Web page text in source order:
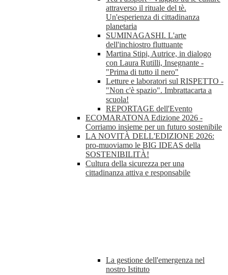
attraverso il rituale del tè.
Un'esperienza di cittadinanza
planetaria
SUMINAGASHI. L'arte
dell'inchiostro fluttuante
Martina Stipi, Autrice, in dialogo
con Laura Rutilli, Insegnante -
"Prima di tutto il nero"
Letture e laboratori sul RISPETTO -
"Non c'è spazio". Imbrattacarta a
scuola!
REPORTAGE dell'Evento
ECOMARATONA Edizione 2026 -
Corriamo insieme per un futuro sostenibile
LA NOVITÀ DELL'EDIZIONE 2026:
pro-muoviamo le BIG IDEAS della
SOSTENIBILITÀ!
Cultura della sicurezza per una
cittadinanza attiva e responsabile
La gestione dell'emergenza nel
nostro Istituto